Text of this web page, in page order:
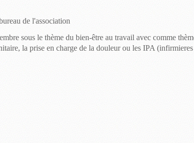
de l'association
sous le thème du bien-être au travail avec comme
la prise en charge de la douleur ou les IPA (infirmieres